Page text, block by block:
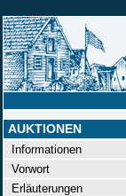
AUKTIONEN
Informationen
Vorwort
Erläuterungen